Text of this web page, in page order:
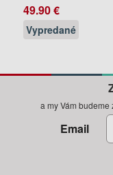
49.90 €
Vypredané
a my Vám
Email